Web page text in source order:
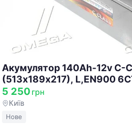
Акумулятор 140Ah-12v C-
(513х189х217), L,EN900
(3) C
5 250 грн
Київ
Нове